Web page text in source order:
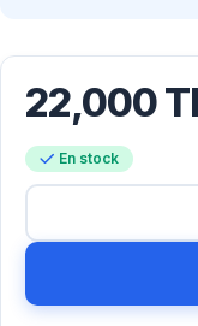
22,000
En stock